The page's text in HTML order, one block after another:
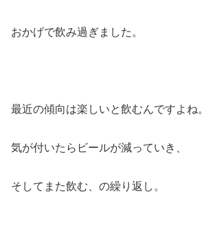
おかげで飲み過ぎました。
最近の傾向は楽しいと飲むんですよね。
気が付いたらビールが減っていき、
そしてまた飲む、の繰り返し。